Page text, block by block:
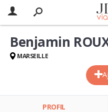
Benjamin
MARSEILLE
PROFIL